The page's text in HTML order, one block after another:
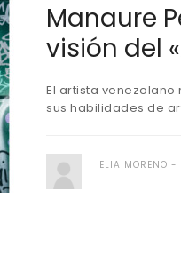
Manaure
visión del
El artista venezolano
sus habilidades de
ELIA MORENO